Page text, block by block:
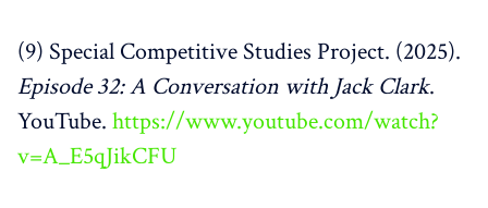
(9) Special Competitive Studies Project. (2025).
Episode 32: A Conversation with Jack Clark.
YouTube. https://www.youtube.com/watch?
v=A_E5qJikCFU